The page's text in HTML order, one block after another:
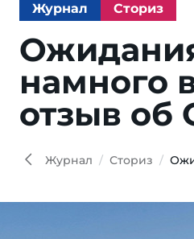
Журнал Сториз
намного
отзыв об
Журнал Сториз